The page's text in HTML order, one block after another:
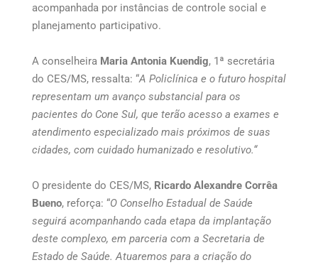
acompanhada por instâncias de controle social e
planejamento participativo.
A conselheira Maria Antonia Kuendig, 1ª secretária
do CES/MS, ressalta: “A Policlínica e o futuro hospital
representam um avanço substancial para os
pacientes do Cone Sul, que terão acesso a exames e
atendimento especializado mais próximos de suas
cidades, com cuidado humanizado e resolutivo.“
O presidente do CES/MS, Ricardo Alexandre Corrêa
Bueno, reforça: “O Conselho Estadual de Saúde
seguirá acompanhando cada etapa da implantação
deste complexo, em parceria com a Secretaria de
Estado de Saúde. Atuaremos para a criação do